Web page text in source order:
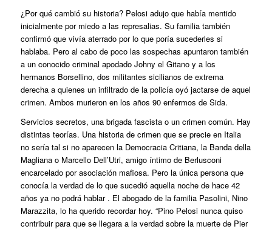
¿Por qué cambió su historia? Pelosi adujo que había mentido
inicialmente por miedo a las represalias. Su familia también
confirmó que vivía aterrado por lo que poría sucederles si
hablaba. Pero al cabo de poco las sospechas apuntaron también
a un conocido criminal apodado Johny el Gitano y a los
hermanos Borsellino, dos militantes sicilianos de extrema
derecha a quienes un infiltrado de la policía oyó jactarse de aquel
crimen. Ambos murieron en los años 90 enfermos de Sida.
Servicios secretos, una brigada fascista o un crimen común. Hay
distintas teorías. Una historia de crimen que se precie en Italia
no sería tal si no aparecen la Democracia Critiana, la Banda della
Magliana o Marcello Dell’Utri, amigo íntimo de Berlusconi
encarcelado por asociación mafiosa. Pero la única persona que
conocía la verdad de lo que sucedió aquella noche de hace 42
años ya no podrá hablar . El abogado de la familia Pasolini, Nino
Marazzita, lo ha querido recordar hoy. “Pino Pelosi nunca quiso
contribuir para que se llegara a la verdad sobre la muerte de Pier